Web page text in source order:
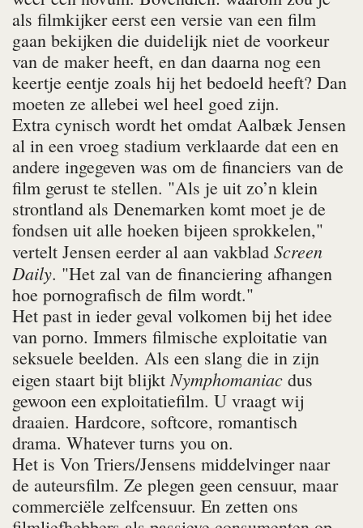
als filmkijker eerst een versie van een film
gaan bekijken die duidelijk niet de voorkeur
van de maker heeft, en dan daarna nog een
keertje eentje zoals hij het bedoeld heeft? Dan
moeten ze allebei wel heel goed zijn.
Extra cynisch wordt het omdat Aalbæk Jensen
al in een vroeg stadium verklaarde dat een en
andere ingegeven was om de financiers van de
film gerust te stellen. "Als je uit zo’n klein
strontland als Denemarken komt moet je de
fondsen uit alle hoeken bijeen sprokkelen,"
vertelt Jensen eerder al aan vakblad Screen
Daily. "Het zal van de financiering afhangen
hoe pornografisch de film wordt."
Het past in ieder geval volkomen bij het idee
van porno. Immers filmische exploitatie van
seksuele beelden. Als een slang die in zijn
eigen staart bijt blijktNymphomaniac dus
gewoon een exploitatiefilm. U vraagt wij
draaien. Hardcore, softcore, romantisch
drama. Whatever turns you on.
Het is Von Triers/Jensens middelvinger naar
de auteursfilm. Ze plegen geen censuur, maar
commerciële zelfcensuur. En zetten ons